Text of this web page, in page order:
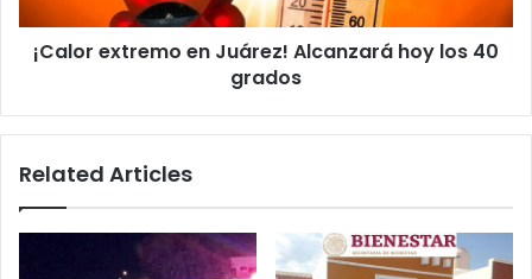
grados
¡Calor extremo en Juárez! Alcanzará hoy los 40
grados
Related Articles